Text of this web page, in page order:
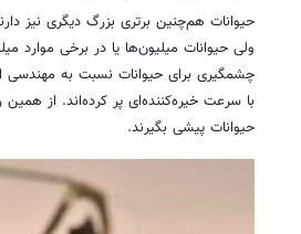
حیوانات هم‌چنین برتری بزرگ دیگری نیز
ولی حیوانات میلیون‌ها یا در برخی موارد
چشمگیری برای حیوانات نسبت به مهندسی
با سرعت خیره‌کننده‌ای پر کرده‌اند. از همین
حیوانات پیشی بگیرند.